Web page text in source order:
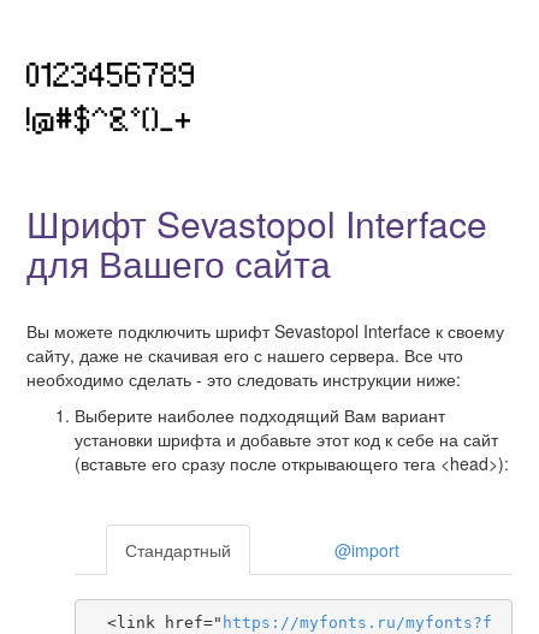
Шрифт Sevastopol Interface
для Вашего сайта
Вы можете подключить шрифт Sevastopol Interface к своему
сайту, даже не скачивая его с нашего сервера. Все что
необходимо сделать - это следовать инструкции ниже:
Выберите наиболее подходящий Вам вариант
установки шрифта и добавьте этот код к себе на сайт
(вставьте его сразу после открывающего тега <head>):
Стандартный @import
  <link href="
https ://myfonts . ru /myfonts?f